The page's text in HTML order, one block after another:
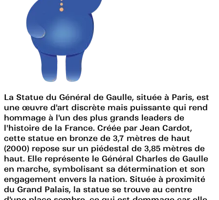
La Statue du Général de Gaulle, située à Paris, est
une œuvre d'art discrète mais puissante qui rend
hommage à l'un des plus grands leaders de
l'histoire de la France. Créée par Jean Cardot,
cette statue en bronze de 3,7 mètres de haut
(2000) repose sur un piédestal de 3,85 mètres de
haut. Elle représente le Général Charles de Gaulle
en marche, symbolisant sa détermination et son
engagement envers la nation. Située à proximité
du Grand Palais, la statue se trouve au centre